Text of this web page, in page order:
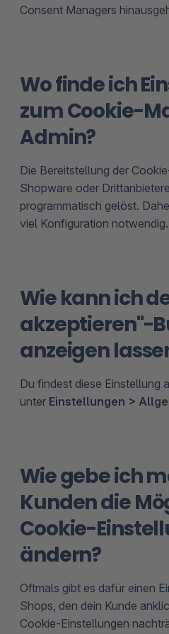
Consent Managers
Wo finde ich
zum Cookie-
Admin?
Die Bereitstellung der
Shopware oder
programmatisch gelöst.
viel Konfiguration notwendig.
Wie kann ich
akzeptieren"-
anzeigen
Du findest diese Einstellung
unter Einstellungen >
Wie gebe ich
Kunden die
Cookie-
ändern?
Oftmals gibt es dafür einen
Shops, den dein Kunde
Cookie-Einstellungen